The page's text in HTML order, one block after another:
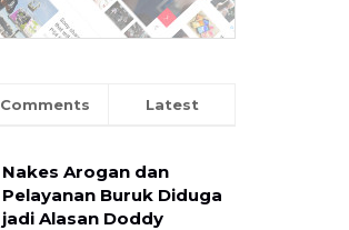
Comments Latest
Nakes Arogan dan
Pelayanan Buruk Diduga
jadi Alasan Doddy